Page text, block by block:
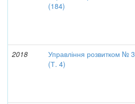
(184)
2018
Управління розвитком № 3
(Т. 4)